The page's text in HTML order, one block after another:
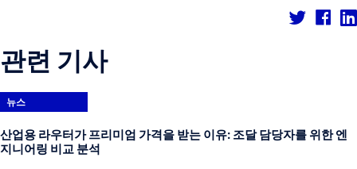
관련 기사
뉴스
산업용 라우터가 프리미엄 가격을 받는 이유: 조달 담당자를 위한 엔
지니어링 비교 분석